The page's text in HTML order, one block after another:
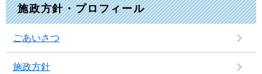
施政方針・プロフィール
ごあいさつ
施政方針